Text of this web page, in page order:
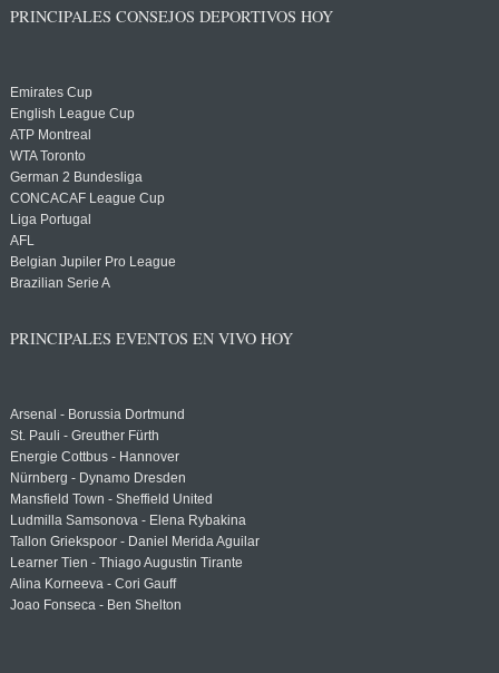
PRINCIPALES CONSEJOS DEPORTIVOS HOY
Emirates Cup
English League Cup
ATP Montreal
WTA Toronto
German 2 Bundesliga
CONCACAF League Cup
Liga Portugal
AFL
Belgian Jupiler Pro League
Brazilian Serie A
PRINCIPALES EVENTOS EN VIVO HOY
Arsenal - Borussia Dortmund
St. Pauli - Greuther Fürth
Energie Cottbus - Hannover
Nürnberg - Dynamo Dresden
Mansfield Town - Sheffield United
Ludmilla Samsonova - Elena Rybakina
Tallon Griekspoor - Daniel Merida Aguilar
Learner Tien - Thiago Augustin Tirante
Alina Korneeva - Cori Gauff
Joao Fonseca - Ben Shelton